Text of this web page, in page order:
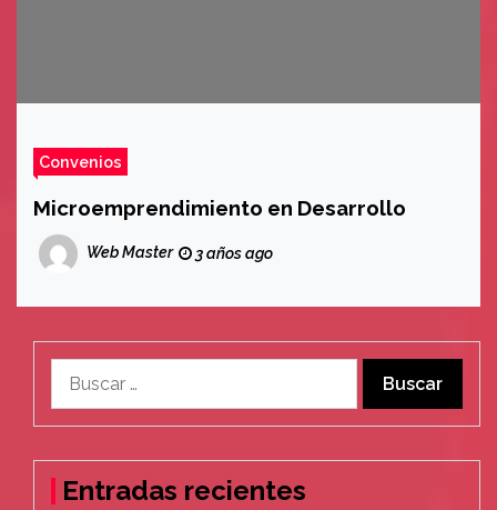
Convenios
Microemprendimiento en Desarrollo
Web Master 3 años ago
Entradas recientes